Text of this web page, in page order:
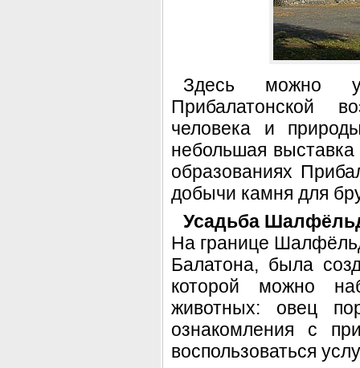
Здесь можно
Прибалатонской
человека и
небольшая выставка
образованиях
добычи камня для
Усадьба
На границе
Балатона, была
которой можно
животных: овец
ознакомления с
воспользоваться